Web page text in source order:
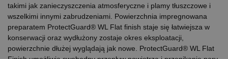
takimi jak zanieczyszczenia atmosferyczne i plamy tłuszczowe i
wszelkimi innymi zabrudzeniami.
Powierzchnia impregnowana
preparatem ProtectGuard® WL Flat finish staje się łatwiejsza w
konserwacji oraz wydłużony zostaje okres eksploatacji,
powierzchnie dłużej wyglądają jak nowe.
ProtectGuard® WL Flat